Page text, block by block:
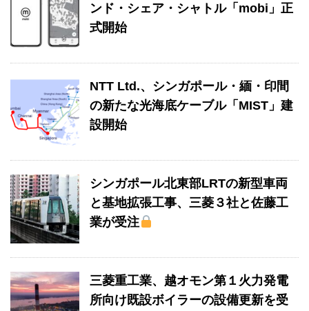
ンド・シェア・シャトル「mobi」正
式開始
NTT Ltd.、シンガポール・緬・印間
の新たな光海底ケーブル「MIST」建
設開始
シンガポール北東部LRTの新型車両
と基地拡張工事、三菱３社と佐藤工
業が受注
三菱重工業、越オモン第１火力発電
所向け既設ボイラーの設備更新を受